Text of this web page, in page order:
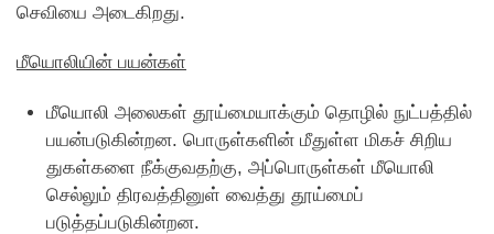
செவியை அடைகிறது.
மீயொலியின் பயன்கள்
மீயொலி அலைகள் தூய்மையாக்கும் தொழில் நுட்பத்தில்
பயன்படுகின்றன. பொருள்களின் மீதுள்ள மிகச் சிறிய
துகள்களை நீக்குவதற்கு, அப்பொருள்கள் மீயொலி
செல்லும் திரவத்தினுள் வைத்து தூய்மைப்
படுத்தப்படுகின்றன.